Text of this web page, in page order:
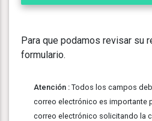
Para que podamos revisar su
formulario.
Atención : Todos los campos
correo electrónico es importante
correo electrónico solicitando la